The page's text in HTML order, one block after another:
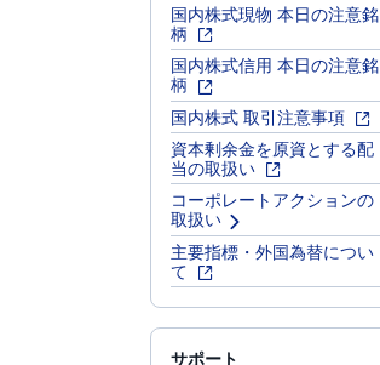
国内株式現物 本日の注意銘
柄
国内株式信用 本日の注意銘
柄
国内株式 取引注意事項
資本剰余金を原資とする配
当の取扱い
コーポレートアクションの
取扱い
主要指標・外国為替につい
て
サポート